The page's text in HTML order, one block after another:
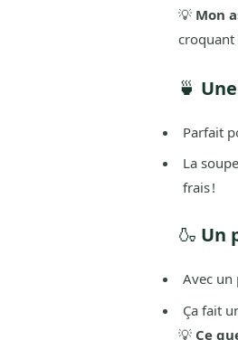
💡 Mon
🍵
Parfait
La
frais !
🍶 Un
Avec un
Ça fait
💡 Ce